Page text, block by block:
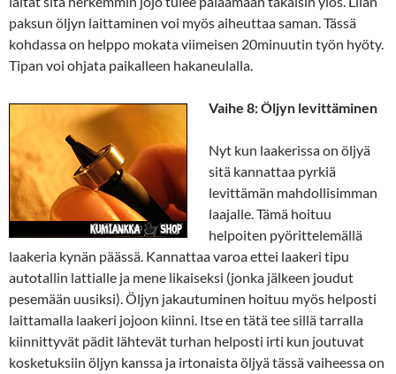
paksun öljyn laittaminen voi myös aiheuttaa saman. Tässä
kohdassa on helppo mokata viimeisen 20minuutin työn hyöty.
Tipan voi ohjata paikalleen hakaneulalla.
Vaihe 8: Öljyn levittäminen
Nyt kun laakerissa on öljyä
sitä kannattaa pyrkiä
levittämän mahdollisimman
laajalle. Tämä hoituu
helpoiten pyörittelemällä
laakeria kynän päässä. Kannattaa varoa ettei laakeri tipu
autotallin lattialle ja mene likaiseksi (jonka jälkeen joudut
pesemään uusiksi). Öljyn jakautuminen hoituu myös helposti
laittamalla laakeri jojoon kiinni. Itse en tätä tee sillä tarralla
kiinnittyvät pädit lähtevät turhan helposti irti kun joutuvat
kosketuksiin öljyn kanssa ja irtonaista öljyä tässä vaiheessa on